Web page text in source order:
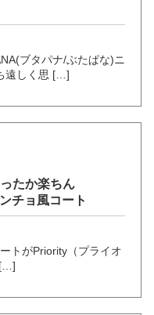
ブタパナ/ぶたぱな)ニ
遠しく思 […]
たか楽ちん
チョ風コート
トがPriority（プライオ
[…]